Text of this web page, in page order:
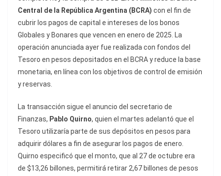
Central de la República Argentina (BCRA) con el fin de
cubrir los pagos de capital e intereses de los bonos
Globales y Bonares que vencen en enero de 2025. La
operación anunciada ayer fue realizada con fondos del
Tesoro en pesos depositados en el BCRA y reduce la base
monetaria, en línea con los objetivos de control de emisión
y reservas.
La transacción sigue el anuncio del secretario de
Finanzas, Pablo Quirno, quien el martes adelantó que el
Tesoro utilizaría parte de sus depósitos en pesos para
adquirir dólares a fin de asegurar los pagos de enero.
Quirno especificó que el monto, que al 27 de octubre era
de $13,26 billones, permitirá retirar 2,67 billones de pesos